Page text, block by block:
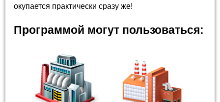
окупается практически сразу же!
Программой могут пользоваться: